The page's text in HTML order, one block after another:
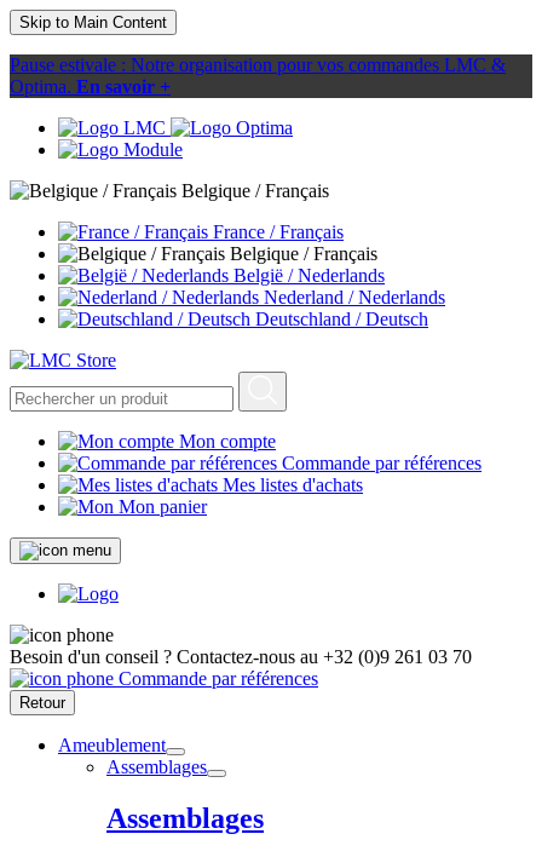
Skip to Main Content
Pause estivale : Notre organisation pour vos commandes LMC &
Optima. En savoir +
Belgique / Français
France / Français
Belgique / Français
België / Nederlands
Nederland / Nederlands
Deutschland / Deutsch
Mon compte
Commande par références
Mes listes d'achats
Mon panier
Besoin d'un conseil ? Contactez-nous au +32 (0)9 261 03 70
Commande par références
Retour
Ameublement
Assemblages
Assemblages